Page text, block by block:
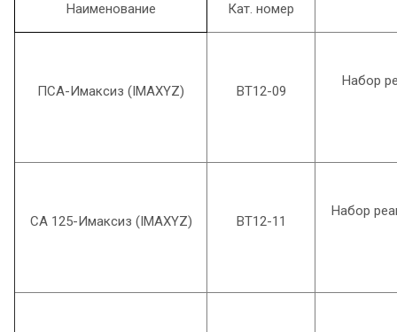
Наименование Кат. номер
ПСА-Имаксиз (IMAXYZ) ВТ12-09
Набор
СА 125-Имаксиз (IMAXYZ) ВТ12-11
Набор